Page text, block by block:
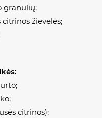
granulių;
žievelės;
citrinos);